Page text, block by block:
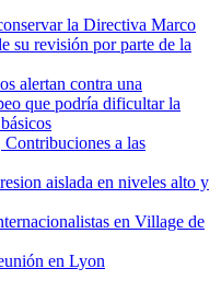
la Directiva Marco
su revisión por parte de la
alertan contra una
que podría dificultar la
a las
aislada en niveles alto y
en Village de
en Lyon